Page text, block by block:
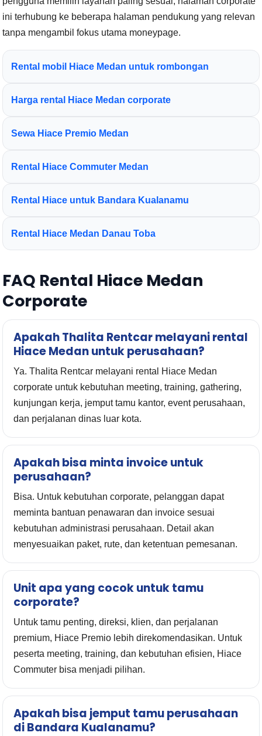
ini terhubung ke beberapa halaman pendukung yang relevan
tanpa mengambil fokus utama moneypage.
Rental mobil Hiace Medan untuk rombongan
Harga rental Hiace Medan corporate
Sewa Hiace Premio Medan
Rental Hiace Commuter Medan
Rental Hiace untuk Bandara Kualanamu
Rental Hiace Medan Danau Toba
FAQ Rental Hiace Medan
Corporate
Apakah Thalita Rentcar melayani rental
Hiace Medan untuk perusahaan?
Ya. Thalita Rentcar melayani rental Hiace Medan
corporate untuk kebutuhan meeting, training, gathering,
kunjungan kerja, jemput tamu kantor, event perusahaan,
dan perjalanan dinas luar kota.
Apakah bisa minta invoice untuk
perusahaan?
Bisa. Untuk kebutuhan corporate, pelanggan dapat
meminta bantuan penawaran dan invoice sesuai
kebutuhan administrasi perusahaan. Detail akan
menyesuaikan paket, rute, dan ketentuan pemesanan.
Unit apa yang cocok untuk tamu
corporate?
Untuk tamu penting, direksi, klien, dan perjalanan
premium, Hiace Premio lebih direkomendasikan. Untuk
peserta meeting, training, dan kebutuhan efisien, Hiace
Commuter bisa menjadi pilihan.
Apakah bisa jemput tamu perusahaan
di Bandara Kualanamu?